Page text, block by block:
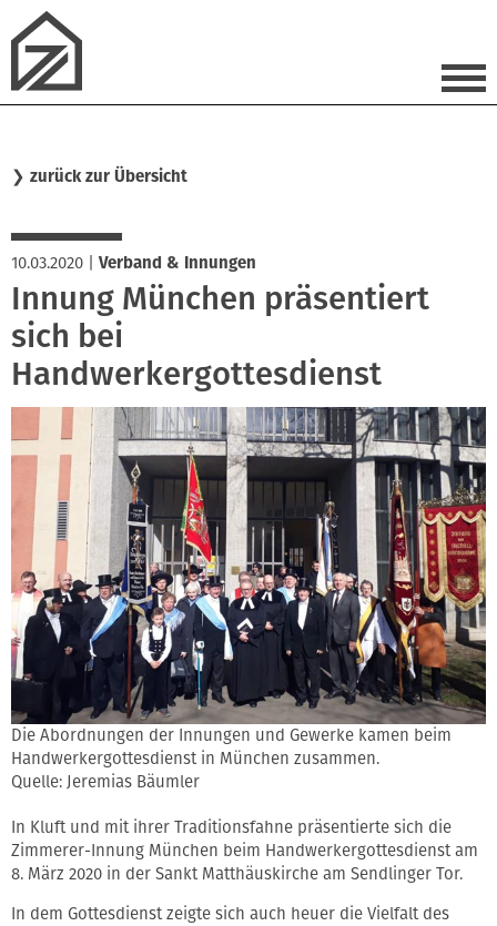
❯ zurück zur Übersicht
10.03.2020 Verband & Innungen
Innung München präsentiert
sich bei
Handwerkergottesdienst
Die Abordnungen der Innungen und Gewerke kamen beim
Handwerkergottesdienst in München zusammen.
Quelle: Jeremias Bäumler
In Kluft und mit ihrer Traditionsfahne präsentierte sich die
Zimmerer-Innung München beim Handwerkergottesdienst am
8. März 2020 in der Sankt Matthäuskirche am Sendlinger Tor.
In dem Gottesdienst zeigte sich auch heuer die Vielfalt des